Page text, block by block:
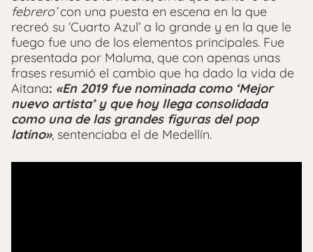
febrero’con una puesta en escena en la que
recreó su ‘Cuarto Azul’ a lo grande y en la que le
fuego fue uno de los elementos principales. Fue
presentada por Maluma, que con apenas unas
frases resumió el cambio que ha dado la vida de
Aitana: «En 2019 fue nominada como ‘Mejor
nuevo artista’ y que hoy llega consolidada
como una de las grandes figuras del pop
latino», sentenciaba el de Medellín.